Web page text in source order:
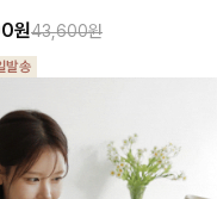
원43,600원